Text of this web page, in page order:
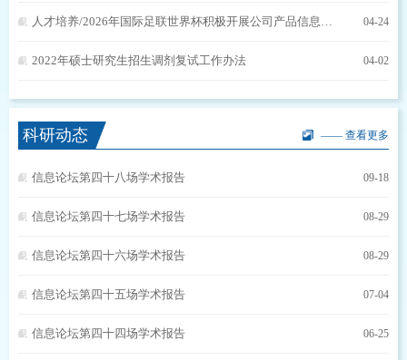
人才培养/2026年国际足联世界杯积极开展公司产品信息化建设，着力推动人才培养高质量发展 04-24
2022年硕士研究生招生调剂复试工作办法 04-02
科研动态 —— 查看更多
信息论坛第四十八场学术报告 09-18
信息论坛第四十七场学术报告 08-29
信息论坛第四十六场学术报告 08-29
信息论坛第四十五场学术报告 07-04
信息论坛第四十四场学术报告 06-25